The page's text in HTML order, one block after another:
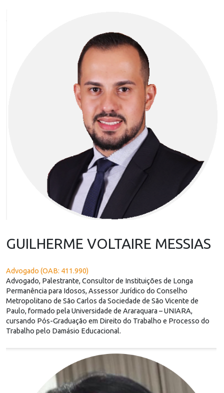
GUILHERME VOLTAIRE MESSIAS
Advogado (OAB: 411.990)
Advogado, Palestrante, Consultor de Instituições de Longa
Permanência para Idosos, Assessor Jurídico do Conselho
Metropolitano de São Carlos da Sociedade de São Vicente de
Paulo, formado pela Universidade de Araraquara – UNIARA,
cursando Pós-Graduação em Direito do Trabalho e Processo do
Trabalho pelo Damásio Educacional.